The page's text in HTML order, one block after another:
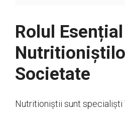
Rolul
Societate
Nutritioniștii sunt specialiști